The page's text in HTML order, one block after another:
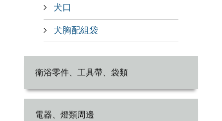
犬口
犬胸配組袋
衛浴零件、工具帶、袋類
電器、燈類周邊